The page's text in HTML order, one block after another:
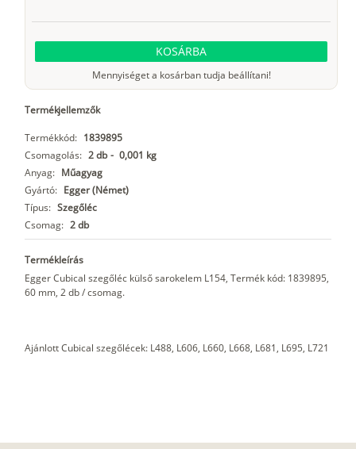
KOSÁRBA
Mennyiséget a kosárban tudja beállítani!
Termékjellemzők
Termékkód: 1839895
Csomagolás: 2 db - 0,001 kg
Anyag: Műagyag
Gyártó: Egger (Német)
Típus: Szegőléc
Csomag: 2 db
Termékleírás
Egger Cubical szegőléc külső sarokelem L154, Termék kód: 1839895,
60 mm, 2 db / csomag.
Ajánlott Cubical szegőlécek: L488, L606, L660, L668, L681, L695, L721